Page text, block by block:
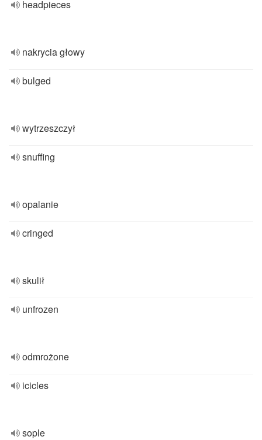
headpieces
nakrycia głowy
bulged
wytrzeszczył
snuffing
opalanie
cringed
skulił
unfrozen
odmrożone
icicles
sople